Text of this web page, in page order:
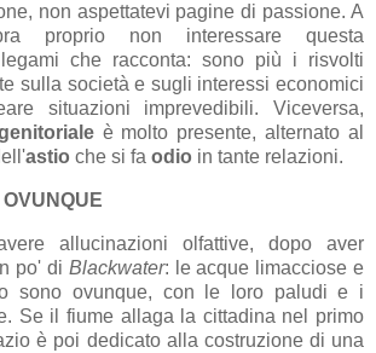
non aspettatevi pagine di passione. A
proprio non interessare questa
che racconta: sono più i risvolti
sulla società e sugli interessi economici
situazioni imprevedibili. Viceversa,
è molto presente, alternato al
astio che si fa odio in tante relazioni.
allucinazioni olfattive, dopo aver
po' di Blackwater: le acque limacciose e
sono ovunque, con le loro paludi e i
Se il fiume allaga la cittadina nel primo
è poi dedicato alla costruzione di una